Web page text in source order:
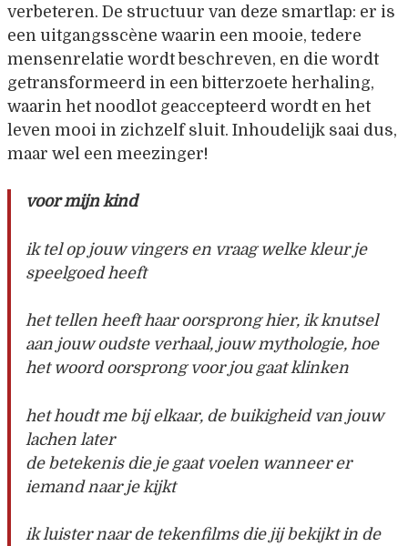
verbeteren. De structuur van deze smartlap: er is
een uitgangsscène waarin een mooie, tedere
mensenrelatie wordt beschreven, en die wordt
getransformeerd in een bitterzoete herhaling,
waarin het noodlot geaccepteerd wordt en het
leven mooi in zichzelf sluit. Inhoudelijk saai dus,
maar wel een meezinger!
voor mijn kind
ik tel op jouw vingers en vraag welke kleur je
speelgoed heeft
het tellen heeft haar oorsprong hier, ik knutsel
aan jouw oudste verhaal, jouw mythologie, hoe
het woord oorsprong voor jou gaat klinken
het houdt me bij elkaar, de buikigheid van jouw
lachen later
de betekenis die je gaat voelen wanneer er
iemand naar je kijkt
ik luister naar de tekenfilms die jij bekijkt in de